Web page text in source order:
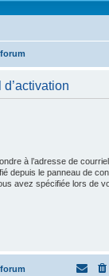
à l’adresse de
depuis le panneau de
avez spécifiée lors de